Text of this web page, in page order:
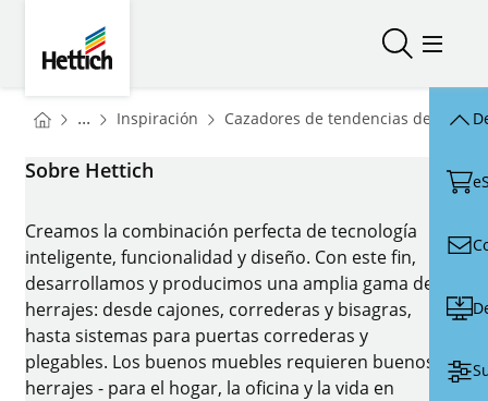
Abrir/Abrir/
You are here:
Homepage
... Inspiración Homepage
Cazadores de tendencias de Hettich
Sobre Hettich
Creamos la combinación perfecta de tecnología
inteligente, funcionalidad y diseño. Con este fin,
desarrollamos y producimos una amplia gama de
herrajes: desde cajones, correderas y bisagras,
hasta sistemas para puertas correderas y
plegables. Los buenos muebles requieren buenos
herrajes - para el hogar, la oficina y la vida en